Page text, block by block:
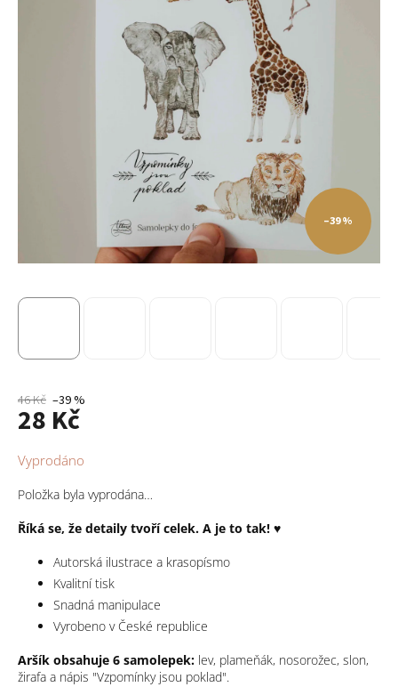
–39 %
46 Kč –39 %
28 Kč
cena:
Vyprodáno
Položka byla vyprodána…
Říká se, že detaily tvoří celek. A je to tak! ♥
Autorská ilustrace a krasopísmo
Kvalitní tisk
Snadná manipulace
Vyrobeno v České republice
Aršík obsahuje 6 samolepek: lev, plameňák, nosorožec, slon,
žirafa a nápis "Vzpomínky jsou poklad".